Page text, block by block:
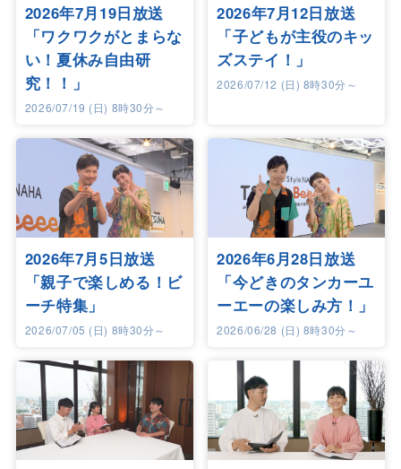
2026年7月19日放送
「ワクワクがとまらな
い！夏休み自由研
究！！」
2026/07/19 (日) 8時30分～
2026年7月12日放送
「子どもが主役のキッ
ズステイ！」
2026/07/12 (日) 8時30分～
2026年7月5日放送
「親子で楽しめる！ビ
ーチ特集」
2026/07/05 (日) 8時30分～
2026年6月28日放送
「今どきのタンカーユ
ーエーの楽しみ方！」
2026/06/28 (日) 8時30分～